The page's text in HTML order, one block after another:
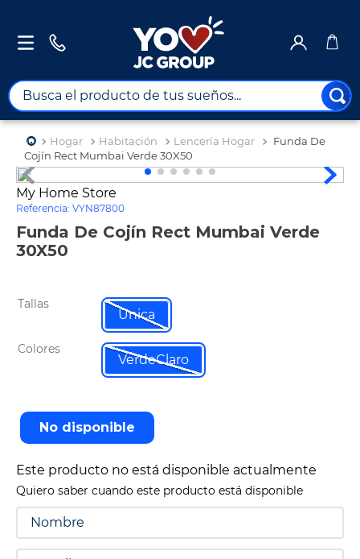
Busca el producto de tus sueños...
Hogar Habitación Lencería Hogar
Funda De
Cojín Rect Mumbai Verde 30X50
My Home Store
Referencia: VYN87800
Funda De Cojín Rect Mumbai Verde
30X50
Tallas
Unica
Colores
VerdeClaro
No disponible
Este producto no está disponible actualmente
Quiero saber cuando este producto está disponible
TÉRMINOS MÁS BUSCADOS
1.
combos
2.
maximuebles
3.
4.
celulares
6.
turismo
tv
8.
impresora
9.
cine